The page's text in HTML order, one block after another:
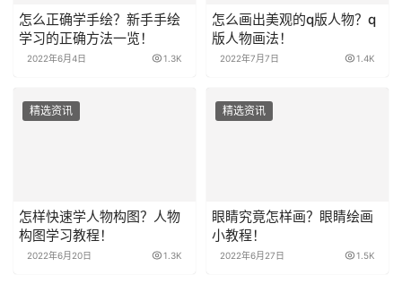
怎么正确学手绘？新手手绘
学习的正确方法一览！
2022年6月4日 1.3K
怎么画出美观的q版人物？q
版人物画法！
2022年7月7日 1.4K
精选资讯
怎样快速学人物构图？人物
构图学习教程！
2022年6月20日 1.3K
精选资讯
眼睛究竟怎样画？眼睛绘画
小教程！
2022年6月27日 1.5K